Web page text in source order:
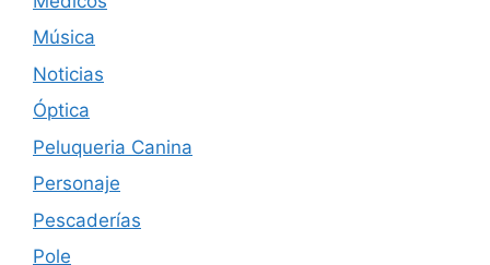
Música
Noticias
Óptica
Peluqueria Canina
Personaje
Pescaderías
Pole